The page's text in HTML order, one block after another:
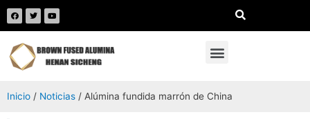
Inicio / Noticias / Alúmina fundida marrón de China